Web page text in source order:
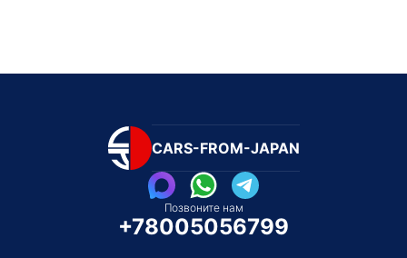
CARS-FROM-JAPAN
Позвоните нам
+78005056799